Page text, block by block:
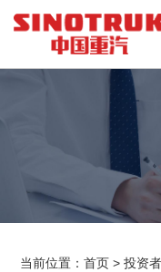
当前位置：首页 >投资